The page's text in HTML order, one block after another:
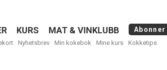
KURS MAT & VINKLUBB Abonner
Nyhetsbrev Min kokebok Mine kurs Kokketips